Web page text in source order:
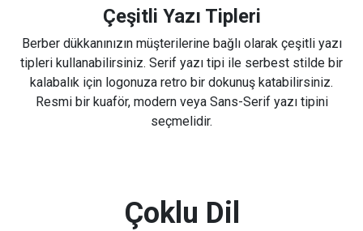
Çeşitli Yazı Tipleri
Berber dükkanınızın müşterilerine bağlı olarak çeşitli yazı
tipleri kullanabilirsiniz. Serif yazı tipi ile serbest stilde bir
kalabalık için logonuza retro bir dokunuş katabilirsiniz.
Resmi bir kuaför, modern veya Sans-Serif yazı tipini
seçmelidir.
Çoklu Dil